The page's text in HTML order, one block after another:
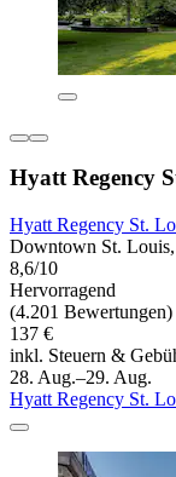
Hyatt Regency
Hyatt Regency St.
Downtown St.
8,6/10
Hervorragend
(4.201 Bewertungen)
137 €
inkl. Steuern &
28. Aug.–29. Aug.
Hyatt Regency St.